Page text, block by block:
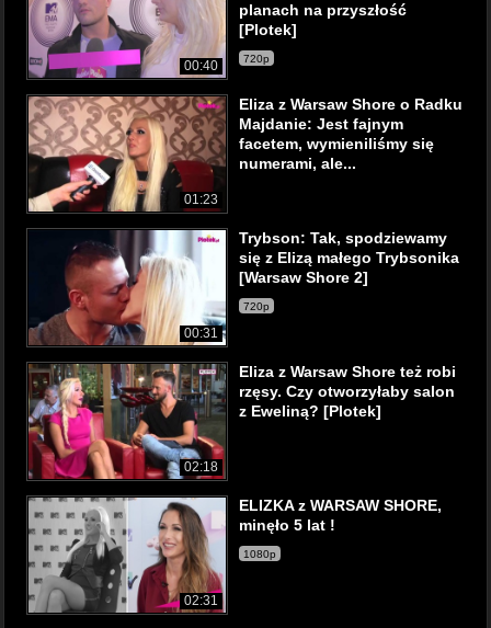
00:40
planach na przyszłość
[Plotek]
720p
01:23
Eliza z Warsaw Shore o Radku
Majdanie: Jest fajnym
facetem, wymieniliśmy się
numerami, ale...
00:31
Trybson: Tak, spodziewamy
się z Elizą małego Trybsonika
[Warsaw Shore 2]
720p
02:18
Eliza z Warsaw Shore też robi
rzęsy. Czy otworzyłaby salon
z Eweliną? [Plotek]
02:31
ELIZKA z WARSAW SHORE,
minęło 5 lat !
1080p